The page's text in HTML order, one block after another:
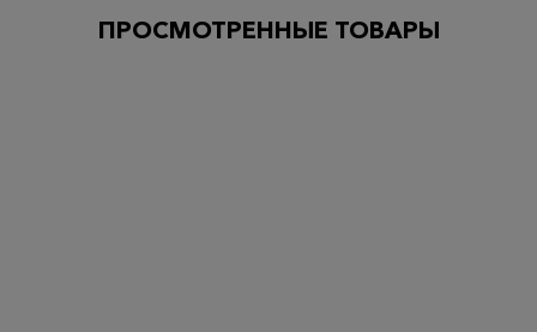
ПРОСМОТРЕННЫЕ ТОВАРЫ